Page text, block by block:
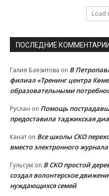
Load
ПОСЛЕДНИЕ КОММЕНТАРИИ
Галия Баязитова on В
филиал «Тренинг центра
образовательными
Руслан on Помощь
предоставила таджикская
Канат on Все школы СКО
вместо электронного журнала
Гульсум on В СКО простой
создал волонтерское
нуждающихся семей